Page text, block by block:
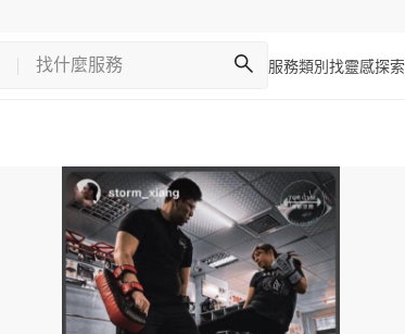
服務類別 找靈感探索